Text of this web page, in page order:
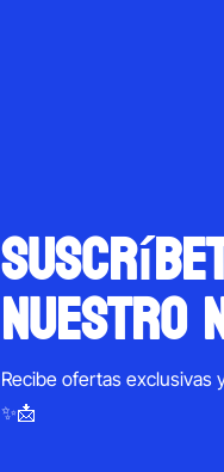
nuestro
Recibe ofertas exclusivas
✨📩